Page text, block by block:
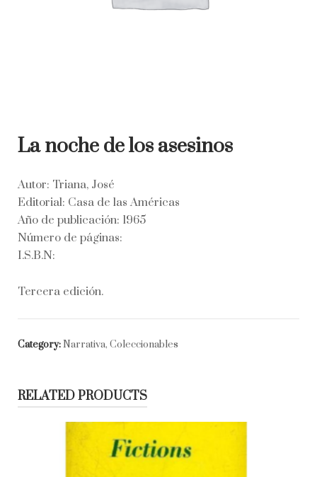
La noche de los asesinos
Autor: Triana, José
Editorial: Casa de las Américas
Año de publicación: 1965
Número de páginas:
I.S.B.N:
Tercera edición.
Category:Narrativa, Coleccionables
RELATED PRODUCTS